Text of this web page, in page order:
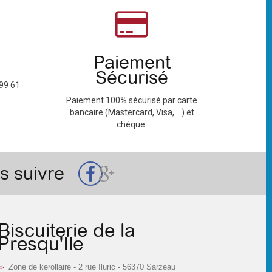
61
Paiement
Sécurisé
Paiement 100% sécurisé par carte
bancaire (Mastercard, Visa, ...) et
chèque.
suivre
de la
Zone de kerollaire - 2 rue Iluric - 56370 Sarzeau